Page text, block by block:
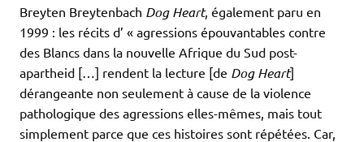
Breyten Breytenbach Dog Heart, également paru en
1999 : les récits d’ « agressions épouvantables contre
des Blancs dans la nouvelle Afrique du Sud post-
apartheid […] rendent la lecture [de Dog Heart]
dérangeante non seulement à cause de la violence
pathologique des agressions elles-mêmes, mais tout
simplement parce que ces histoires sont répétées. Car,